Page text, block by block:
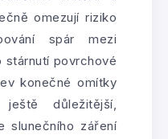
omezují riziko
spár mezi
stárnutí povrchové
konečné omítky
důležitější,
slunečního záření